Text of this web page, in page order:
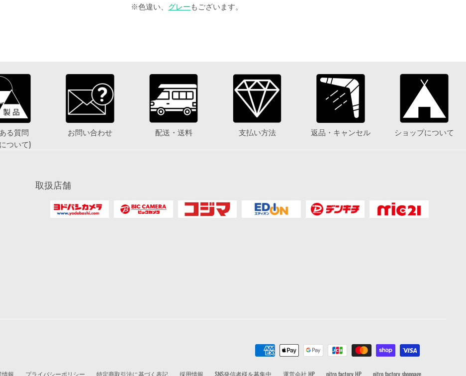
※色違い、 グレーもございます。
る質問
ついて)
お問い合わせ 配送・送料 支払い方法 返品・キャンセル ショップについて
取扱店舗
情報 プライバシーポリシー 特定商取引法に基づく表記 採用情報 SNS発信者様を募集中 運営会社 HP nitro factory HP nitro factory shoppage